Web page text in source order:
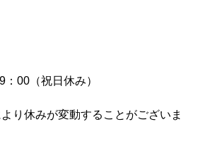
00（祝日休み）
り休みが変動することがございま